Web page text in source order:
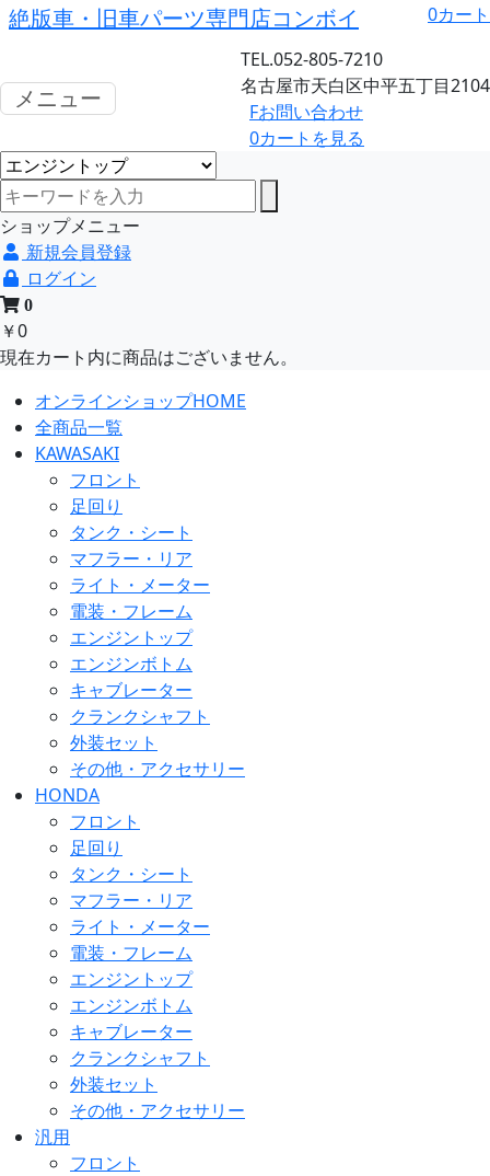
絶版車・旧車パーツ専門店コンボイ 0カート
メニュー
TEL.052-805-7210
名古屋市天白区中平五丁目2104
Fお問い合わせ
0カートを見る
ショップメニュー
新規会員登録
ログイン
0
￥0
現在カート内に商品はございません。
オンラインショップHOME
全商品一覧
KAWASAKI
フロント
足回り
タンク・シート
マフラー・リア
ライト・メーター
電装・フレーム
エンジントップ
エンジンボトム
キャブレーター
クランクシャフト
外装セット
その他・アクセサリー
HONDA
フロント
足回り
タンク・シート
マフラー・リア
ライト・メーター
電装・フレーム
エンジントップ
エンジンボトム
キャブレーター
クランクシャフト
外装セット
その他・アクセサリー
汎用
フロント